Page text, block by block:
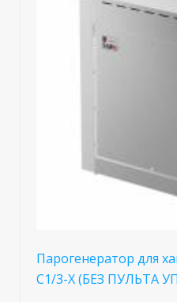
Парогенератор для
C1/3-X (БЕЗ ПУЛЬТА